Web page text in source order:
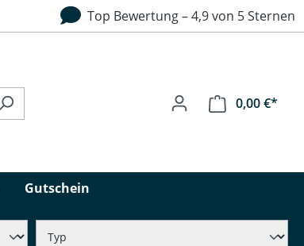
Top Bewertung – 4,9 von 5 Sternen
0,00 €*
Gutschein